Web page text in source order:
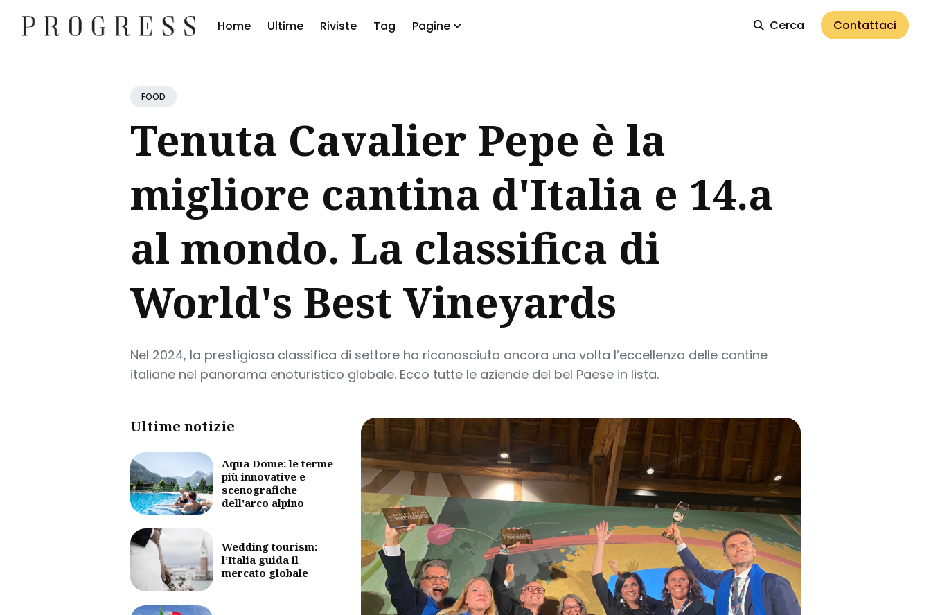
Home Ultime Riviste Tag Pagine Cerca Contattaci
FOOD
Tenuta Cavalier Pepe è la
migliore cantina d'Italia e 14.a
al mondo. La classifica di
World's Best Vineyards
Nel 2024, la prestigiosa classifica di settore ha riconosciuto ancora una volta l’eccellenza delle cantine
italiane nel panorama enoturistico globale. Ecco tutte le aziende del bel Paese in lista.
Ultime notizie
Aqua Dome: le terme
più innovative e
scenografiche
dell'arco alpino
Wedding tourism:
l’Italia guida il
mercato globale